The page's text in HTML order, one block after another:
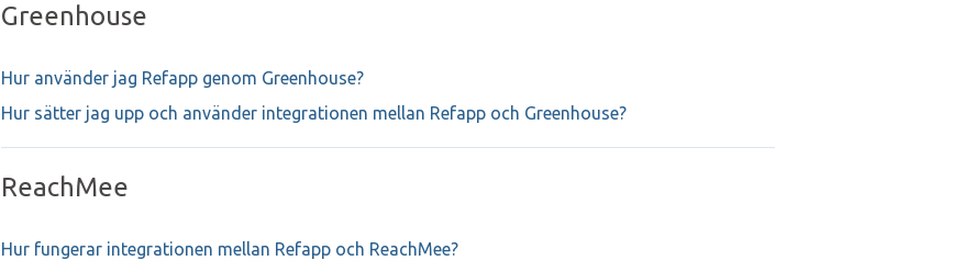
Greenhouse
Hur använder jag Refapp genom Greenhouse?
Hur sätter jag upp och använder integrationen mellan Refapp och Greenhouse?
ReachMee
Hur fungerar integrationen mellan Refapp och ReachMee?